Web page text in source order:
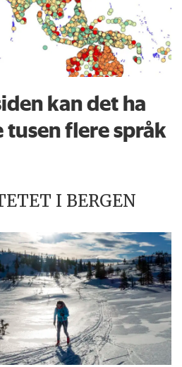
kan det ha
tusen flere språk
I BERGEN